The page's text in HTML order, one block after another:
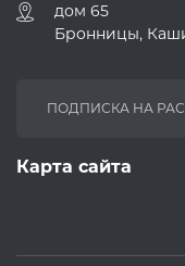
дом 65
Бронницы,
Карта сайта